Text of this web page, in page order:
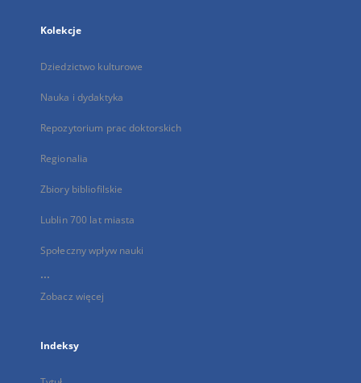
Kolekcje
Dziedzictwo kulturowe
Nauka i dydaktyka
Repozytorium prac doktorskich
Regionalia
Zbiory bibliofilskie
Lublin 700 lat miasta
Społeczny wpływ nauki
...
Zobacz więcej
Indeksy